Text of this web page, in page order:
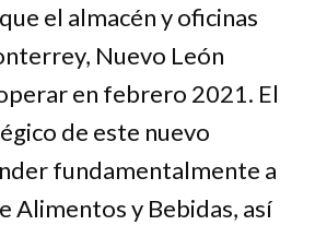
el almacén y oficinas
Nuevo León
en febrero 2021. El
de este nuevo
fundamentalmente a
Alimentos y Bebidas, así